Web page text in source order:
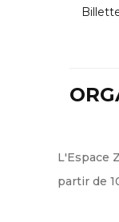
L'Espace
partir de